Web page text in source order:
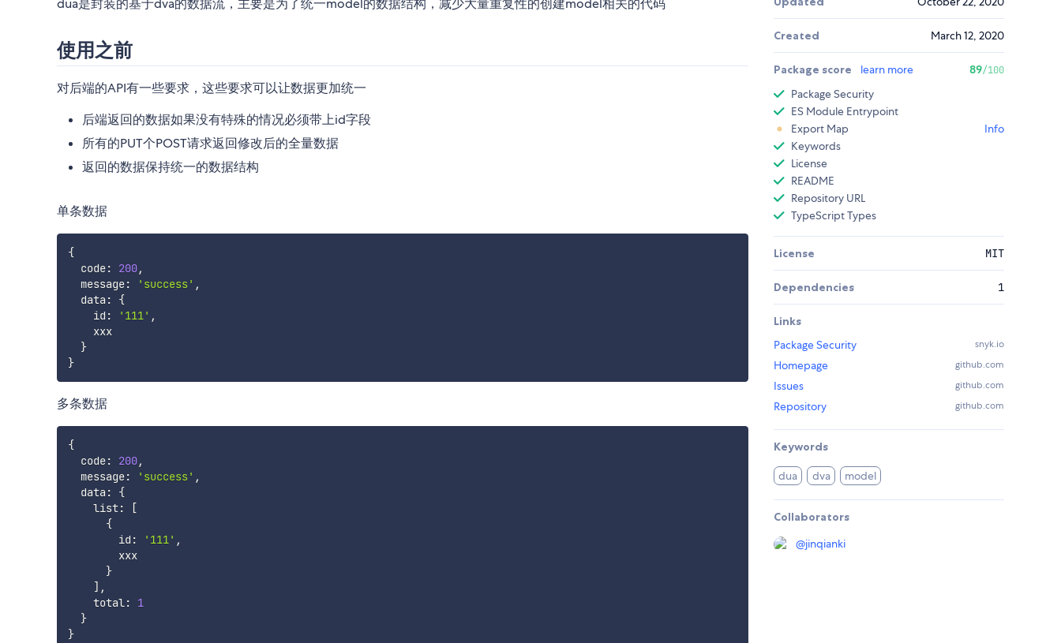
dua是封装的基于dva的数据流，主要是为了统一model的数据结构，减少大量重复性的创建model相关的代码
使用之前
对后端的API有一些要求，这些要求可以让数据更加统一
后端返回的数据如果没有特殊的情况必须带上id字段
所有的PUT个POST请求返回修改后的全量数据
返回的数据保持统一的数据结构
单条数据
{
  code
: 200,
  message
: 'success' ,
  data
:
{
    id
: '111' ,
    xxx
}
}
多条数据
{
  code
: 200,
  message
: 'success' ,
  data
:
{
    list
:
[
{
        id
: '111' ,
        xxx
}
] ,
    total
:
1
}
}
Created March 12, 2020
Package score learn more 89/100
Package Security
ES Module Entrypoint
Export Map
Info
Keywords
License
README
Repository URL
TypeScript Types
License MIT
Dependencies 1
Links
Package Security
snyk.io
Homepage github.com
Issues github.com
Repository github.com
Keywords
dua dva model
Collaborators
@jinqianki